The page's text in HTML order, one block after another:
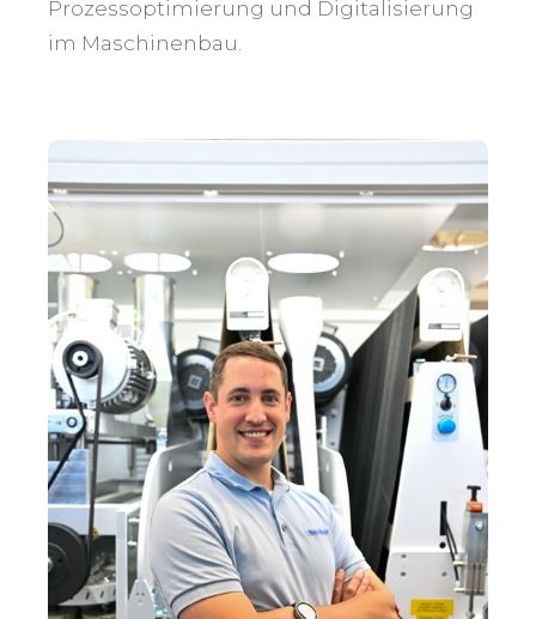
Prozessoptimierung und Digitalisierung
im Maschinenbau.